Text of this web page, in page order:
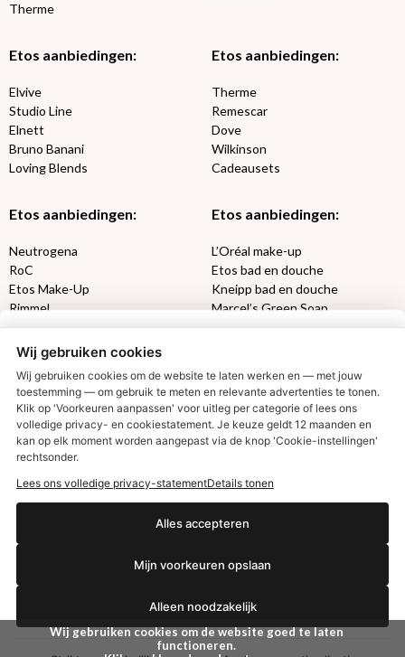
Therme
Etos aanbiedingen:
Elvive
Studio Line
Elnett
Bruno Banani
Loving Blends
Etos aanbiedingen:
Therme
Remescar
Dove
Wilkinson
Cadeausets
Etos aanbiedingen:
Neutrogena
RoC
Etos Make-Up
Rimmel
Max Factor
Etos aanbiedingen:
L’Oréal make-up
Etos bad en douche
Kneipp bad en douche
Marcel’s Green Soap
Oral-B
Etos aanbiedingen:
Aussie
Gillette
Gezichtsverzorging
Syoss
DETOXEN
Always
Libresse
Gliss Kur
Etos billendoekjes
VISION SUN
Zwitsal SUNWij gebruiken cookies om de website goed te laten
functioneren.
Wij gebruiken cookies
Wij gebruiken cookies om de website te laten werken en — met jouw
toestemming — om gebruik te meten en relevante advertenties te tonen.
Klik op 'Voorkeuren aanpassen' voor uitleg per categorie of lees ons
volledige privacy- en cookiestatement. Je keuze geldt 12 maanden en
kan op elk moment worden aangepast via de knop 'Cookie-instellingen'
rechtsonder.
Lees ons volledige privacy-statementDetails tonen
Alles accepteren
Mijn voorkeuren opslaan
Alleen noodzakelijk
€2,50 korting?
Ja, ik wil korting